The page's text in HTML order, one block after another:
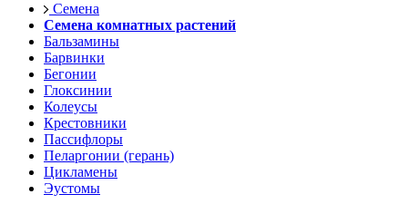
Семена
Семена комнатных растений
Бальзамины
Барвинки
Бегонии
Глоксинии
Колеусы
Крестовники
Пассифлоры
Пеларгонии (герань)
Цикламены
Эустомы